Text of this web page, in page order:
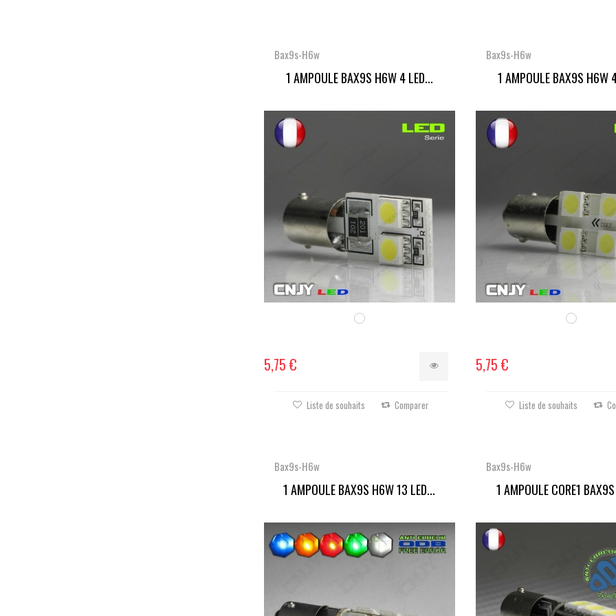
Bax9s-H6w
1 AMPOULE BAX9S H6W 4 LED...
5,75 €
Liste de souhaits Comparer
Bax9s-H6w
1 AMPOULE BAX9S H6W
5,75 €
Liste de souhaits
Bax9s-H6w
1 AMPOULE BAX9S H6W 13 LED...
Bax9s-H6w
1 AMPOULE CORE1